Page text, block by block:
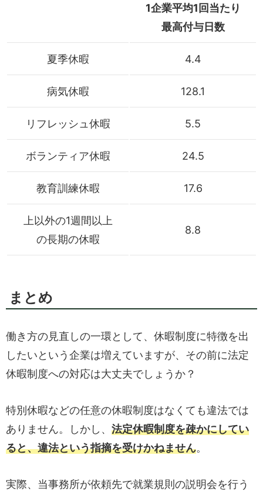
1企業平均1回当たり
最高付与日数
夏季休暇 4.4
病気休暇 128.1
リフレッシュ休暇 5.5
ボランティア休暇 24.5
教育訓練休暇 17.6
上以外の1週間以上
の長期の休暇
8.8
まとめ
働き方の見直しの一環として、休暇制度に特徴を出
したいという企業は増えていますが、その前に法定
休暇制度への対応は大丈夫でしょうか？
特別休暇などの任意の休暇制度はなくても違法では
ありません。しかし、 法定休暇制度を疎かにしてい
ると、違法という指摘を受けかねません。
実際、当事務所が依頼先で就業規則の説明会を行う